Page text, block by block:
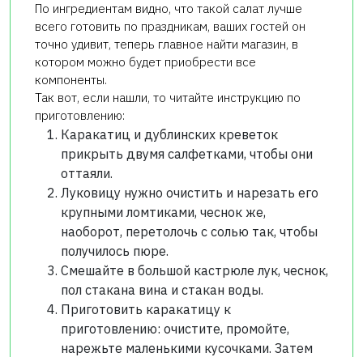
По ингредиентам видно, что такой салат лучше
всего готовить по праздникам, ваших гостей он
точно удивит, теперь главное найти магазин, в
котором можно будет приобрести все
компоненты.
Так вот, если нашли, то читайте инструкцию по
приготовлению:
Каракатиц и дублинских креветок
прикрыть двумя салфетками, чтобы они
оттаяли.
Луковицу нужно очистить и нарезать его
крупными ломтиками, чеснок же,
наоборот, перетолочь с солью так, чтобы
получилось пюре.
Смешайте в большой кастрюле лук, чеснок,
пол стакана вина и стакан воды.
Приготовить каракатицу к
приготовлению: очистите, промойте,
нарежьте маленькими кусочками. Затем